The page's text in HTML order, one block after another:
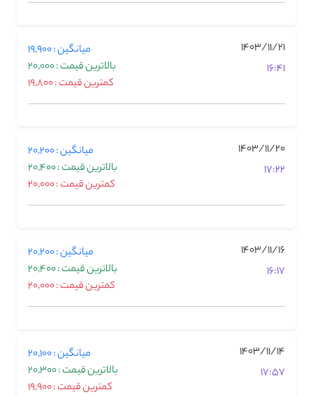
1403/11/21
16:41
میانگین : 19,900
بالاترین قیمت : 20,000
کمترین قیمت : 19,800
1403/11/20
17:22
میانگین : 20,200
بالاترین قیمت : 20,400
کمترین قیمت : 20,000
1403/11/16
16:17
میانگین : 20,200
بالاترین قیمت : 20,400
کمترین قیمت : 20,000
1403/11/14
17:57
میانگین : 20,100
بالاترین قیمت : 20,300
کمترین قیمت : 19,900